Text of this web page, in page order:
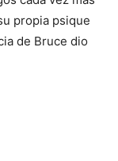
propia psique
de Bruce dio